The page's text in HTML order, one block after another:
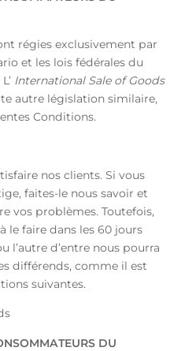
régies exclusivement par
et les lois fédérales du
International Sale of Goods
autre législation similaire,
Conditions.
nos clients. Si vous
faites-le nous savoir et
vos problèmes. Toutefois,
le faire dans les 60 jours
l’autre d’entre nous pourra
différends, comme il est
suivantes.
DU